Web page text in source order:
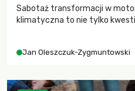
Sabotaż transformacji w
klimatyczna to nie tylko
Jan Oleszczuk-Zygmuntowski